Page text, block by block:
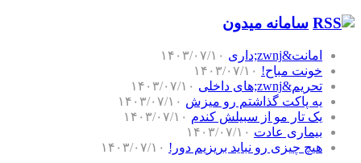
سامانه میدون
امانت&zwnj;داری
۱۴۰۳/۰۷/۱۰
خونت مباح! ۱۴۰۳/۰۷/۱۰
تحریم&zwnj;های داخلی
۱۴۰۳/۰۷/۱۰
یه پاکت گذاشتم رو میزش ۱۴۰۳/۰۷/۱۰
یک تار مو از سبیلش کندم ۱۴۰۳/۰۷/۱۰
بیماری عادت ۱۴۰۳/۰۷/۱۰
هیچ چیزی رو نباید بریزیم دور! ۱۴۰۳/۰۷/۱۰